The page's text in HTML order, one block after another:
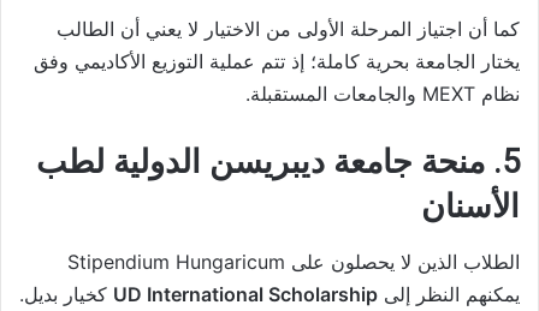
كما أن اجتياز المرحلة الأولى من الاختيار لا يعني أن الطالب
يختار الجامعة بحرية كاملة؛ إذ تتم عملية التوزيع الأكاديمي وفق
نظام MEXT والجامعات المستقبلة.
5. منحة جامعة ديبريسن الدولية لطب
الأسنان
الطلاب الذين لا يحصلون على Stipendium Hungaricum
يمكنهم النظر إلى UD International Scholarship كخيار بديل.